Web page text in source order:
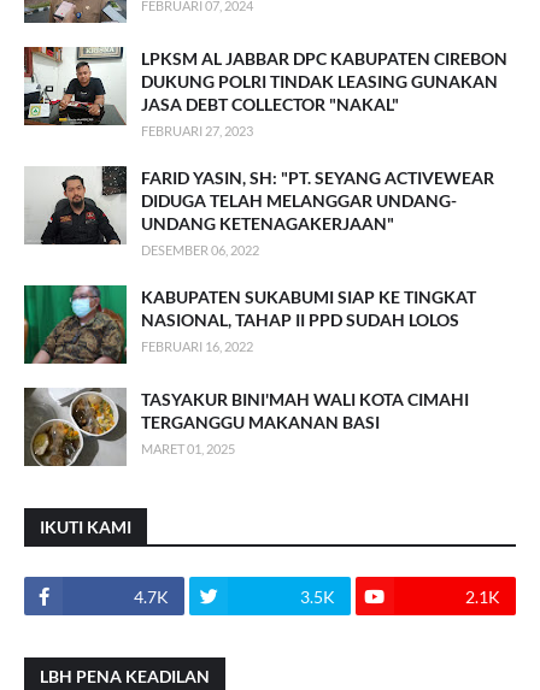
FEBRUARI 07, 2024
LPKSM AL JABBAR DPC KABUPATEN CIREBON
DUKUNG POLRI TINDAK LEASING GUNAKAN
JASA DEBT COLLECTOR "NAKAL"
FEBRUARI 27, 2023
FARID YASIN, SH: "PT. SEYANG ACTIVEWEAR
DIDUGA TELAH MELANGGAR UNDANG-
UNDANG KETENAGAKERJAAN"
DESEMBER 06, 2022
KABUPATEN SUKABUMI SIAP KE TINGKAT
NASIONAL, TAHAP II PPD SUDAH LOLOS
FEBRUARI 16, 2022
TASYAKUR BINI'MAH WALI KOTA CIMAHI
TERGANGGU MAKANAN BASI
MARET 01, 2025
IKUTI KAMI
4.7K 3.5K 2.1K
LBH PENA KEADILAN